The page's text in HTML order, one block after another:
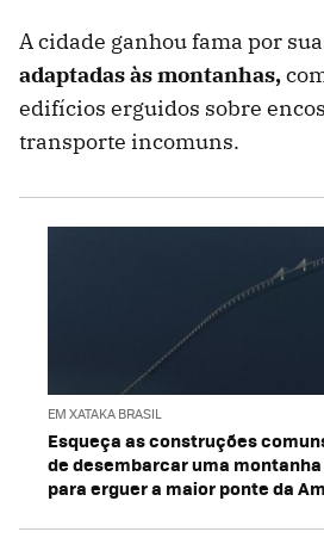
A cidade ganhou fama por
adaptadas às montanhas,
edifícios erguidos sobre
transporte incomuns.
EM XATAKA BRASIL
Esqueça as construções
de desembarcar uma
para erguer a maior ponte da